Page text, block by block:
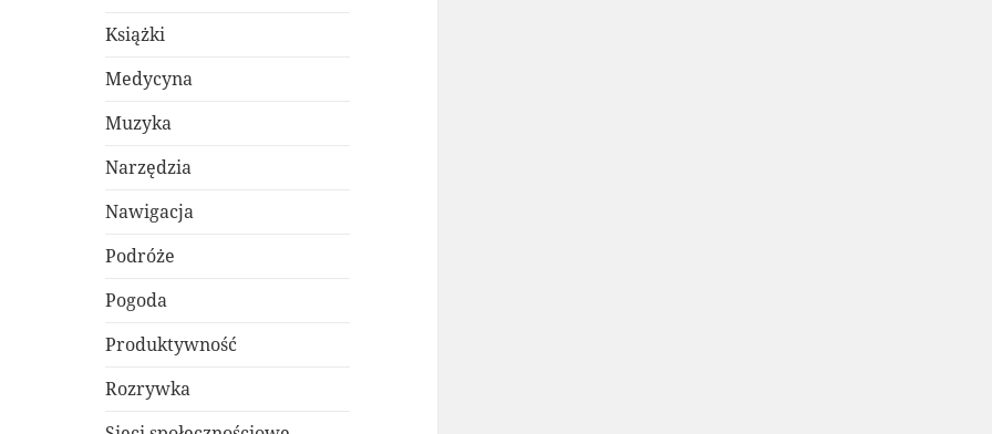
Książki
Medycyna
Muzyka
Narzędzia
Nawigacja
Podróże
Pogoda
Produktywność
Rozrywka